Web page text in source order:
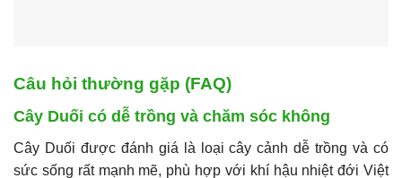
Câu hỏi thường gặp (FAQ)
Cây Duối có dễ trồng và chăm sóc không
Cây Duối được đánh giá là loại cây cảnh dễ trồng và có
sức sống rất mạnh mẽ, phù hợp với khí hậu nhiệt đới Việt